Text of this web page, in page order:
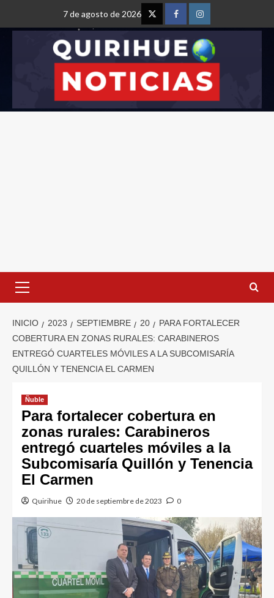
7 de agosto de 2026
INICIO 2023 SEPTIEMBRE 20
PARA FORTALECER
COBERTURA EN ZONAS RURALES: CARABINEROS
ENTREGÓ CUARTELES MÓVILES A LA SUBCOMISARÍA
QUILLÓN Y TENENCIA EL CARMEN
Ñuble
Para fortalecer cobertura en
zonas rurales: Carabineros
entregó cuarteles móviles a la
Subcomisaría Quillón y Tenencia
El Carmen
Quirihue 20 de septiembre de 2023 0